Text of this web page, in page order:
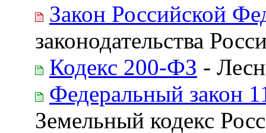
Закон Российской
законодательства
Кодекс 200-ФЗ -
Федеральный закон
Земельный кодекс